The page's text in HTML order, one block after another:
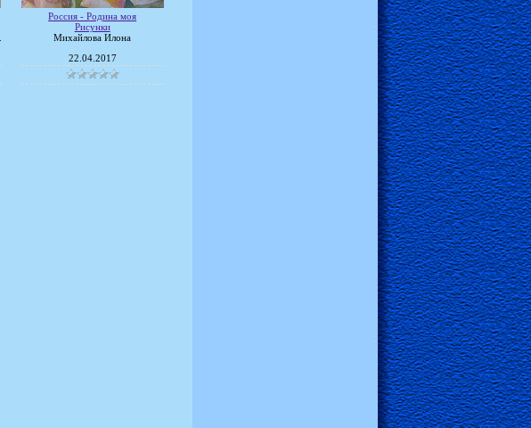
Россия - Родина моя
Рисунки
Михайлова Илона
22.04.2017